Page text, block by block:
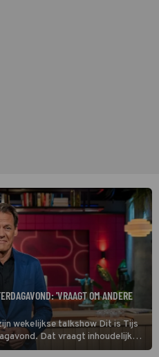
'VRAAGT OM ANDERE
wekelijkse talkshow Dit is Tijs
Dat vraagt inhoudelijk
hem zes dilemma’s van het vak